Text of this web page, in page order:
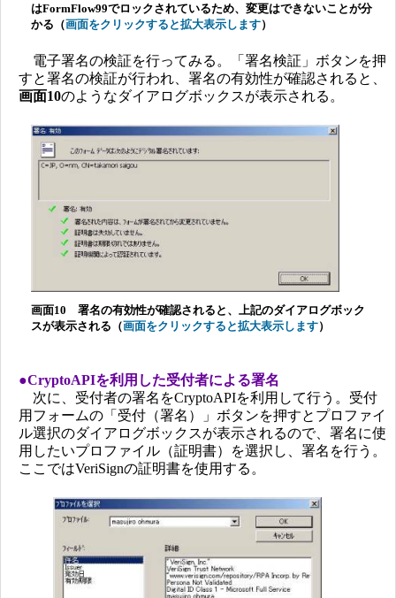
はFormFlow99でロックされているため、変更はできないことが分
かる（画面をクリックすると拡大表示します）
電子署名の検証を行ってみる。「署名検証」ボタンを押
すと署名の検証が行われ、署名の有効性が確認されると、
画面10のようなダイアログボックスが表示される。
画面10 署名の有効性が確認されると、上記のダイアログボック
スが表示される（画面をクリックすると拡大表示します）
●CryptoAPIを利用した受付者による署名
次に、受付者の署名をCryptoAPIを利用して行う。受付
用フォームの「受付（署名）」ボタンを押すとプロファイ
ル選択のダイアログボックスが表示されるので、署名に使
用したいプロファイル（証明書）を選択し、署名を行う。
ここではVeriSignの証明書を使用する。